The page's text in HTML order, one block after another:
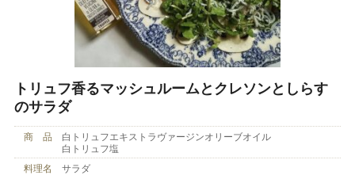
トリュフ香るマッシュルームとクレソンとしらす
のサラダ
商 品
白トリュフエキストラヴァージンオリーブオイル
白トリュフ塩
料理名
サラダ